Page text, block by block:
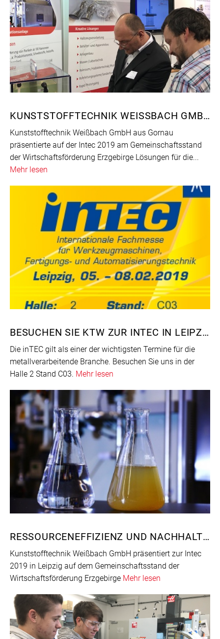
KUNSTSTOFFTECHNIK WEISSBACH GMBH AUS DEM ERZGEBIRGE MACHT INDUSTRIE 4.0 AUCH GRÜN MIT INDUSTRIEWASSERANLAGE
Kunststofftechnik Weißbach GmbH aus Gornau
präsentierte auf der Intec 2019 am Gemeinschaftsstand
der Wirtschaftsförderung Erzgebirge Lösungen für die...
Mehr lesen
BESUCHEN SIE KTW ZUR INTEC IN LEIPZIG
Die inTEC gilt als einer der wichtigsten Termine für die
metallverarbeitende Branche. Besuchen Sie uns in der
Halle 2 Stand C03. Mehr lesen
RESSOURCENEFFIZIENZ UND NACHHALTIGKEIT DURCH WASSERRECYCLING IN DER INDUSTRIE
Kunststofftechnik Weißbach GmbH präsentiert zur Intec
2019 in Leipzig auf dem Gemeinschaftsstand der
Wirtschaftsförderung Erzgebirge Mehr lesen